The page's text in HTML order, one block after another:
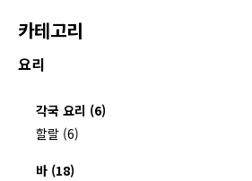
카테고리
요리
각국 요리 (6)
할랄 (6)
바 (18)